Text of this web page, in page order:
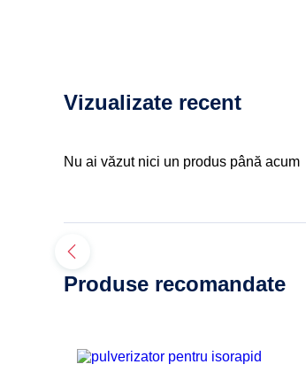
Vizualizate recent
Nu ai văzut nici un produs până acum
Produse recomandate